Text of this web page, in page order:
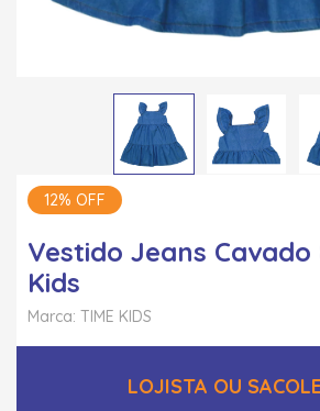
12% OFF
Vestido Jeans Cavado
Kids
Marca: TIME KIDS
LOJISTA OU